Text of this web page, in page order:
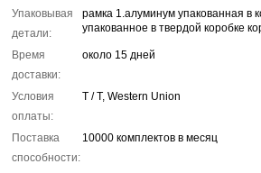
Упаковывая
детали:
рамка 1.алуминум упакованная в
упакованное в твердой коробке
Время
доставки:
около 15 дней
Условия
оплаты:
T / T, Western Union
Поставка
способности:
10000 комплектов в месяц